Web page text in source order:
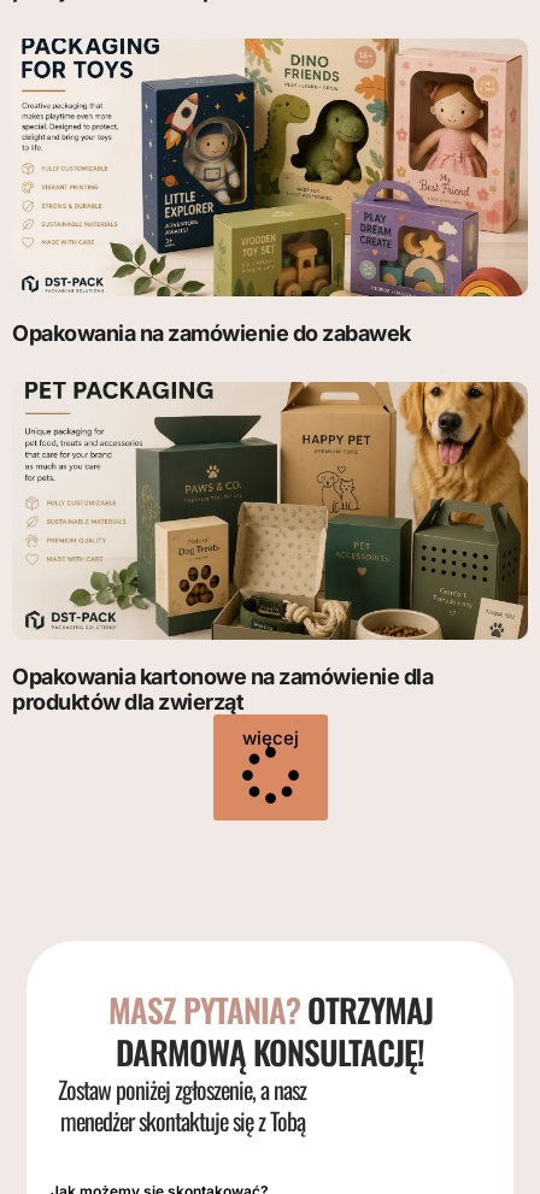
Opakowania na zamówienie do zabawek
Opakowania kartonowe na zamówienie dla
produktów dla zwierząt
więcej
MASZ PYTANIA?OTRZYMAJ
DARMOWĄ KONSULTACJĘ!
Zostaw poniżej zgłoszenie, a nasz
menedżer skontaktuje się z Tobą